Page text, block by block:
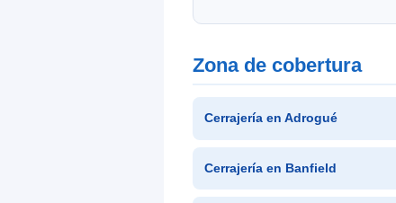
Zona de cobertura
Cerrajería en Adrogué
Cerrajería en Banfield